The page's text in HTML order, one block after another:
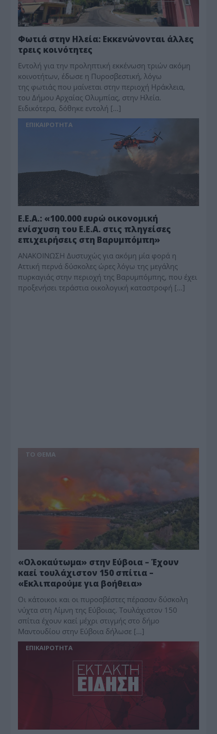
Φωτιά στην Ηλεία: Εκκενώνονται άλλες
τρεις κοινότητες
Εντολή για την προληπτική εκκένωση τριών ακόμη
κοινοτήτων, έδωσε η Πυροσβεστική, λόγω
της φωτιάς που μαίνεται στην περιοχή Ηράκλεια,
του Δήμου Αρχαίας Ολυμπίας, στην Ηλεία.
Ειδικότερα, δόθηκε εντολή […]
ΕΠΙΚΑΙΡΟΤΗΤΑ
Ε.Ε.Α.: «100.000 ευρώ οικονομική
ενίσχυση του Ε.Ε.Α. στις πληγείσες
επιχειρήσεις στη Βαρυμπόμπη»
ΑΝΑΚΟΙΝΩΣΗ Δυστυχώς για ακόμη μία φορά η
Αττική περνά δύσκολες ώρες λόγω της μεγάλης
πυρκαγιάς στην περιοχή της Βαρυμπόμπης, που έχει
προξενήσει τεράστια οικολογική καταστροφή […]
ΤΟ ΘΕΜΑ
«Ολοκαύτωμα» στην Εύβοια – Έχουν
καεί τουλάχιστον 150 σπίτια –
«Εκλιπαρούμε για βοήθεια»
Οι κάτοικοι και οι πυροσβέστες πέρασαν δύσκολη
νύχτα στη Λίμνη της Εύβοιας. Τουλάχιστον 150
σπίτια έχουν καεί μέχρι στιγμής στο δήμο
Μαντουδίου στην Εύβοια δήλωσε […]
ΕΠΙΚΑΙΡΟΤΗΤΑ